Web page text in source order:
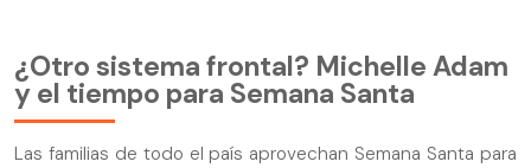
¿Otro sistema frontal? Michelle Adam
y el tiempo para Semana Santa
Las familias de todo el país aprovechan Semana Santa para